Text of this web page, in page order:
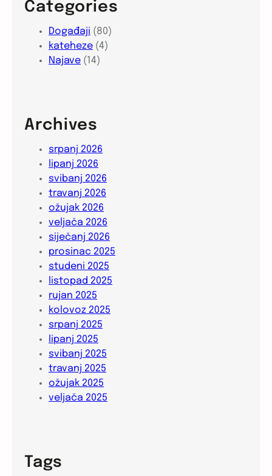
Categories
Događaji (80)
kateheze (4)
Najave (14)
Archives
srpanj 2026
lipanj 2026
svibanj 2026
travanj 2026
ožujak 2026
veljača 2026
siječanj 2026
prosinac 2025
studeni 2025
listopad 2025
rujan 2025
kolovoz 2025
srpanj 2025
lipanj 2025
svibanj 2025
travanj 2025
ožujak 2025
veljača 2025
Tags